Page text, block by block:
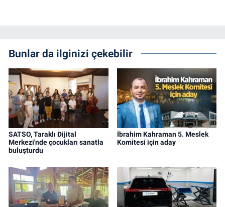
Bunlar da ilginizi çekebilir
SATSO, Taraklı Dijital
Merkezi'nde çocukları sanatla
buluşturdu
İbrahim Kahraman 5. Meslek
Komitesi için aday